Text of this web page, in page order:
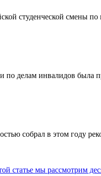
студенческой смены
по делам инвалидов была
собрал в этом году
статье мы рассмотрим